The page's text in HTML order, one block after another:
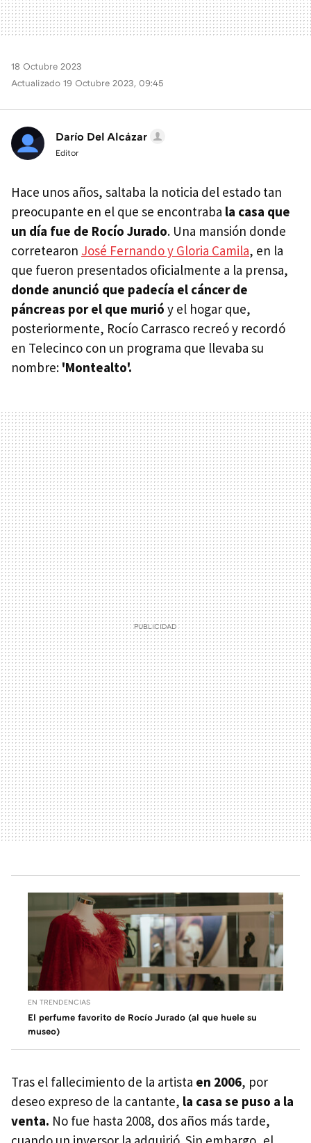
18 Octubre 2023
Actualizado 19 Octubre 2023, 09:45
Darío Del Alcázar
Editor
Hace unos años, saltaba la noticia del estado tan
preocupante en el que se encontraba la casa que
un día fue de Rocío Jurado. Una mansión donde
corretearon José Fernando y Gloria Camila, en la
que fueron presentados oficialmente a la prensa,
donde anunció que padecía el cáncer de
páncreas por el que murió y el hogar que,
posteriormente, Rocío Carrasco recreó y recordó
en Telecinco con un programa que llevaba su
nombre: 'Montealto'.
EN TRENDENCIAS
El perfume favorito de Rocío Jurado (al que huele su
museo)
Tras el fallecimiento de la artista en 2006, por
deseo expreso de la cantante, la casa se puso a la
venta. No fue hasta 2008, dos años más tarde,